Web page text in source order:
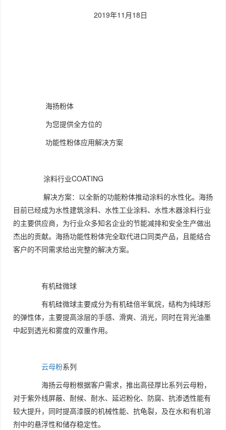
2019年11月18日
海扬粉体
为您提供全方位的
功能性粉体应用解决方案
涂料行业COATING
解决方案：以全新的功能粉体推动涂料的水性化。海扬
目前已经成为水性建筑涂料、水性工业涂料、水性木器涂料行业
的主要供应商，为行业众多知名企业的节能减排和安全生产做出
杰出的贡献。海扬功能性粉体完全取代进口同类产品，且能结合
客户的不同需求给出完整的解决方案。
有机硅微球
有机硅微球主要成分为有机硅倍半氧烷，结构为纯球形
的弹性体，主要提高涂层的手感、滑爽、消光，同时在背光油墨
中起到透光和雾度的双重作用。
云母粉系列
海扬云母粉根据客户需求，推出高径厚比系列云母粉，
对于紫外线屏蔽、耐候、耐水、延迟粉化、防腐、抗渗透性能有
较大提升，同时提高漆膜的机械性能、抗龟裂，及在水和有机溶
剂中的悬浮性和储存稳定性。